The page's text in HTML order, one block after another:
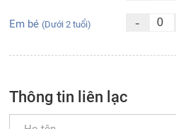
Em bé(Dưới 2 tuổi) -
Thông tin liên lạc